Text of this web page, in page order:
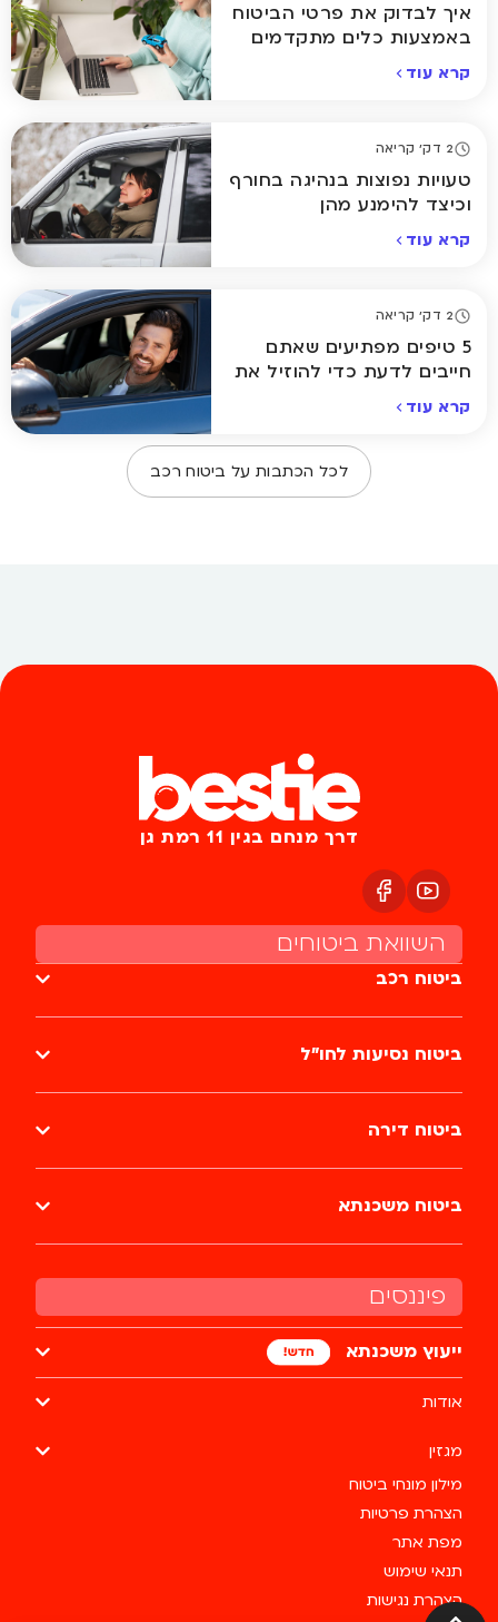
איך לבדוק את פרטי הביטוח
באמצעות כלים מתקדמים
אונליין
קרא עוד
2 דק' קריאה
טעויות נפוצות בנהיגה בחורף
וכיצד להימנע מהן
קרא עוד
2 דק' קריאה
5 טיפים מפתיעים שאתם
חייבים לדעת כדי להוזיל את
ביטוח הרכב
קרא עוד
לכל הכתבות על ביטוח רכב
פיננסים
ייעוץ משכנתא
אודות
מגזין
מילון מונחי ביטוח
הצהרת פרטיות
מפת אתר
תנאי שימוש
הצהרת נגישות
דרך מנחם בגין 11 רמת גן
השוואת ביטוחים
ביטוח רכב
ביטוח נסיעות לחו״ל
ביטוח דירה
ביטוח משכנתא